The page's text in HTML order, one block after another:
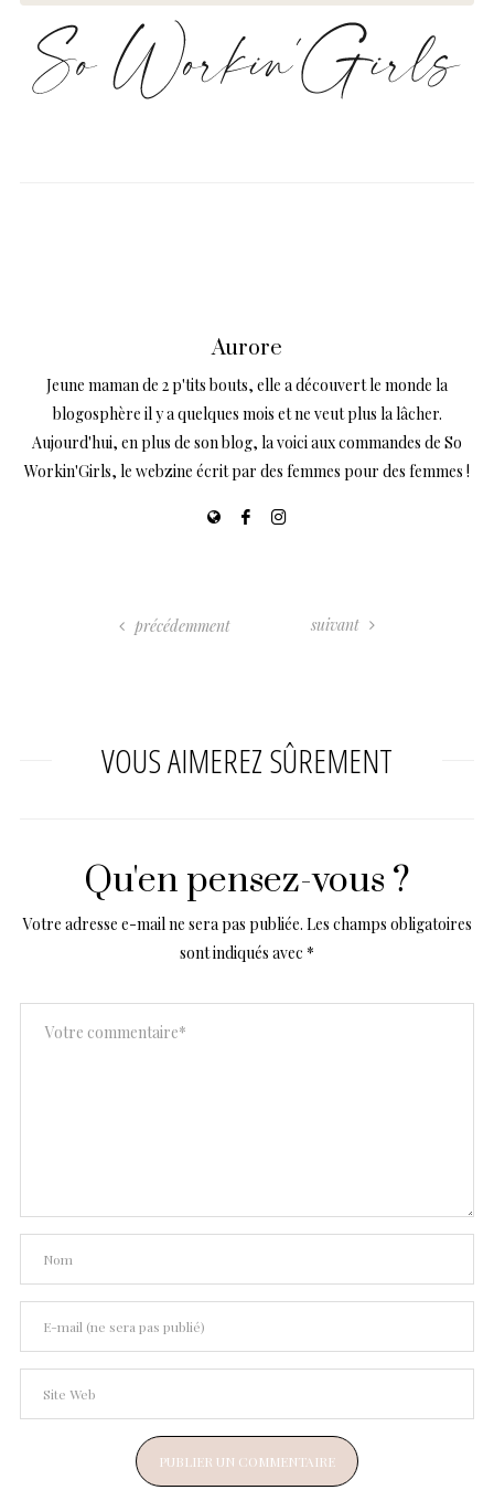
Aurore
Jeune maman de 2 p'tits bouts, elle a découvert le monde la
blogosphère il y a quelques mois et ne veut plus la lâcher.
Aujourd'hui, en plus de son blog, la voici aux commandes de So
Workin'Girls, le webzine écrit par des femmes pour des femmes !
précédemment suivant
VOUS AIMEREZ SÛREMENT
Qu'en pensez-vous ?
Votre adresse e-mail ne sera pas publiée. Les champs obligatoires
sont indiqués avec *